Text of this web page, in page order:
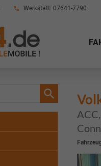
Werkstatt: 07641-7790